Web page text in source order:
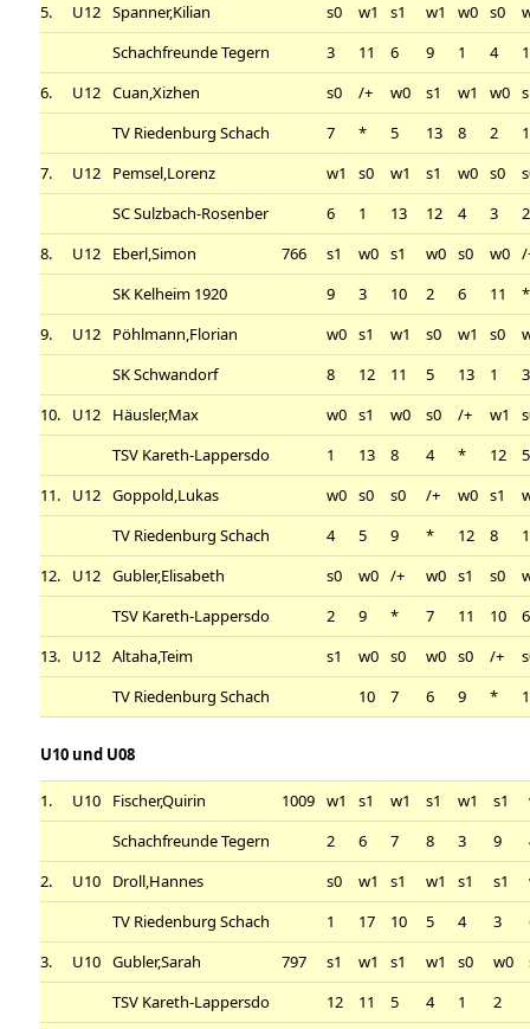
5.
U12 Spanner,Kilian s0 w1 s1 w1 w0 s0
Schachfreunde Tegern
3 11 6 9 1 4
6.
U12 Cuan,Xizhen s0 /+ w0 s1 w1 w0
TV Riedenburg Schach
7 * 5 13 8 2
7.
U12 Pemsel,Lorenz w1 s0 w1 s1 w0 s0
SC Sulzbach-Rosenber
6 1 13 12 4 3
2
8.
U12 Eberl,Simon 766 s1 w0 s1 w0 s0 w0 /
SK Kelheim 1920
9 3 10 2 6 11
*
9.
U12 Pöhlmann,Florian w0 s1 w1 s0 w1 s0
SK Schwandorf
8 12 11 5 13 1
3
10.
U12 Häusler,Max w0 s1 w0 s0 /+ w1
TSV Kareth-Lappersdo
1 13 8 4 * 12
5
11.
U12 Goppold,Lukas w0 s0 s0 /+ w0 s1
TV Riedenburg Schach
4 5 9 * 12 8
12.
U12 Gubler,Elisabeth s0 w0 /+ w0 s1 s0
TSV Kareth-Lappersdo
2 9 * 7 11 10
6
13.
U12 Altaha,Teim s1 w0 s0 w0 s0 /+
TV Riedenburg Schach
10 7 6 9 *
U10 und U08
1. U10 Fischer,Quirin 1009 w1 s1 w1 s1 w1 s1
Schachfreunde Tegern
2 6 7 8 3 9
2.
U10 Droll,Hannes s0 w1 s1 w1 s1 s1
TV Riedenburg Schach
1 17 10 5 4 3
3.
U10 Gubler,Sarah 797 s1 w1 s1 w1 s0 w0
TSV Kareth-Lappersdo
12 11 5 4 1 2